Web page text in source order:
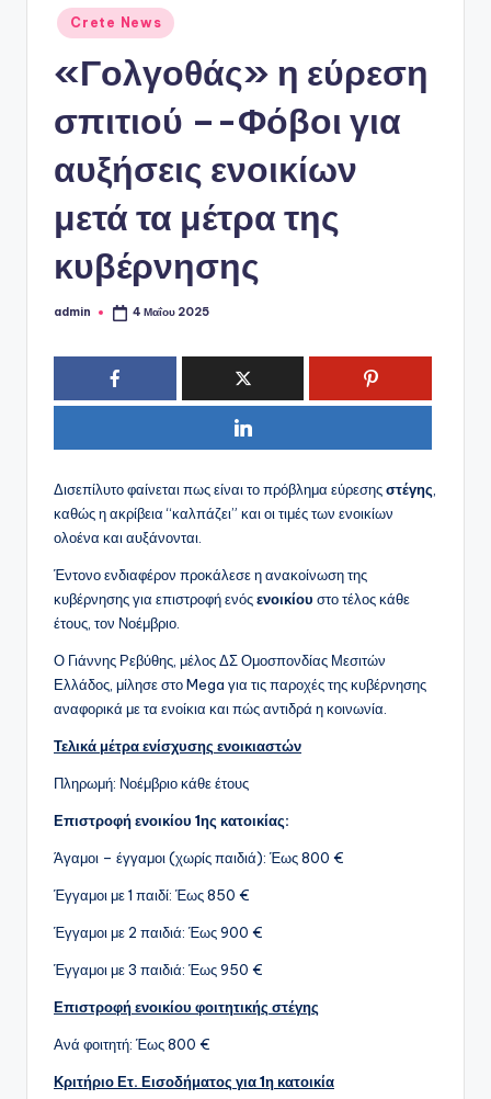
Αναρτήθηκε
σε
Crete News
«Γολγοθάς» η εύρεση
σπιτιού –-Φόβοι για
αυξήσεις ενοικίων
μετά τα μέτρα της
κυβέρνησης
Συγγραφέας:
admin 4 Μαΐου 2025
Δισεπίλυτο φαίνεται πως είναι το πρόβλημα εύρεσηςστέγης
καθώς η ακρίβεια “καλπάζει” και οι τιμές των ενοικίων
ολοένα και αυξάνονται.
Έντονο ενδιαφέρον προκάλεσε η ανακοίνωση της
κυβέρνησης για επιστροφή ενόςενοικίου στο τέλος κάθε
έτους, τον Νοέμβριο.
Ο Γιάννης Ρεβύθης, μέλος ΔΣ Ομοσπονδίας Μεσιτών
Ελλάδος, μίλησε στο Mega για τις παροχές της κυβέρνησης
αναφορικά με τα ενοίκια και πώς αντιδρά η κοινωνία.
Τελικά μέτρα ενίσχυσης ενοικιαστών
Πληρωμή: Νοέμβριο κάθε έτους
Επιστροφή ενοικίου 1ης κατοικίας:
Άγαμοι – έγγαμοι (χωρίς παιδιά): Έως 800 €
Έγγαμοι με 1 παιδί: Έως 850 €
Έγγαμοι με 2 παιδιά: Έως 900 €
Έγγαμοι με 3 παιδιά: Έως 950 €
Επιστροφή ενοικίου φοιτητικής στέγης
Ανά φοιτητή: Έως 800 €
Κριτήριο Ετ. Εισοδήματος για 1η κατοικία